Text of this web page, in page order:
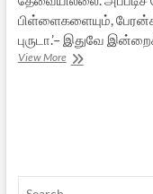
பிள்ளைகளையும்,
புருடா.’– இதுவே
View Moreபிரபஞ்சம்